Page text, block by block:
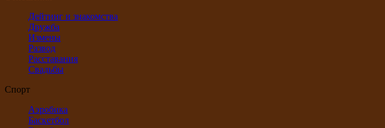
Дейтинг и знакомства
Дружба
Измены
Развод
Расставания
Свадьбы
Спорт
Аэробика
Баскетбол